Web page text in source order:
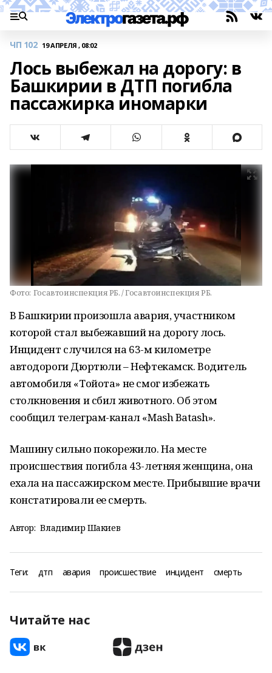
ЧП 102 19 АПРЕЛЯ , 08:02
Лось выбежал на дорогу: в
Башкирии в ДТП погибла
пассажирка иномарки
Фото: Госавтоинспекция РБ. / Госавтоинспекция РБ.
В Башкирии произошла авария, участником
которой стал выбежавший на дорогу лось.
Инцидент случился на 63-м километре
автодороги Дюртюли – Нефтекамск. Водитель
автомобиля «Тойота» не смог избежать
столкновения и сбил животного. Об этом
сообщил телеграм-канал «Mash Batash».
Машину сильно покорежило. На месте
происшествия погибла 43-летняя женщина, она
ехала на пассажирском месте. Прибывшие врачи
констатировали ее смерть.
Автор: Владимир Шакиев
Теги: дтп авария происшествие инцидент смерть
Читайте нас